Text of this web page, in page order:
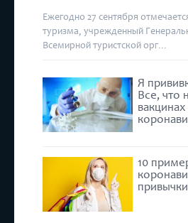
Ежегодно 27 сентября
туризма, учрежденный
Всемирной туристской орг...
Я
Все, что
10